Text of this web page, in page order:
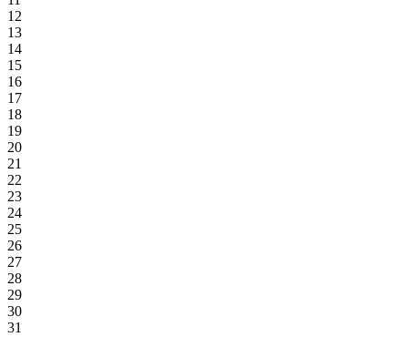
12
13
14
15
16
17
18
19
20
21
22
23
24
25
26
27
28
29
30
31